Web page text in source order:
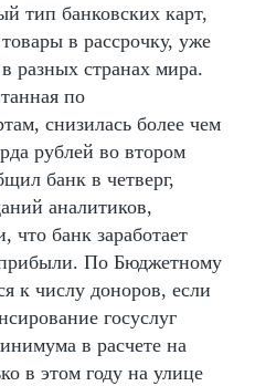
тип банковских карт,
в рассрочку, уже
разных странах мира.
по
снизилась более чем
рублей во втором
банк в четверг,
аналитиков,
что банк заработает
По Бюджетному
к числу доноров, если
госуслуг
в расчете на
в этом году на улице